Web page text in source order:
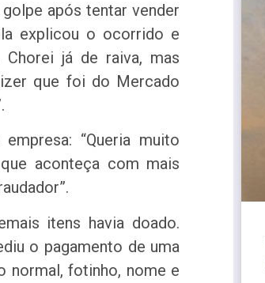
após tentar vender
explicou o ocorrido e
Chorei já de raiva, mas
que foi do Mercado
“Queria muito
aconteça com mais
itens havia doado.
o pagamento de uma
normal, fotinho, nome e